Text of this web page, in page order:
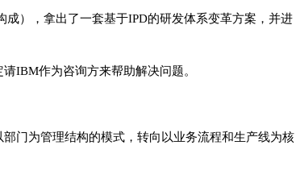
），拿出了一套基于IPD的研发体系变革方案，并进
IBM作为咨询方来帮助解决问题。
门为管理结构的模式，转向以业务流程和生产线为核